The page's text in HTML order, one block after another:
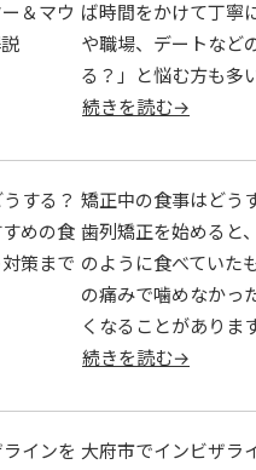
ば時間をかけて丁寧
や職場、デートなど
る？」と悩む方も多
続きを読む→
矯正中の食事はどう
歯列矯正を始めると
のように食べていた
の痛みで噛めなかっ
くなることがありま
続きを読む→
大府市でインビザラ